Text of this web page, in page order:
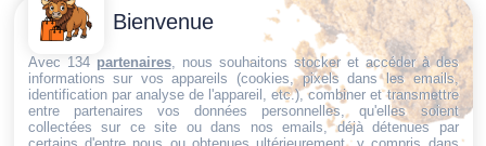
Trouvez ce qu'il vous faut,
au bon endroit
Conditions
générales
de vente
Politique de
cookies
Contactez-
Nous
Email:
dt@sasbms.fr
Bienvenue
Avec 134 partenaires, nous souhaitons stocker et accéder à des
informations sur vos appareils (cookies, pixels dans les emails,
identification par analyse de l'appareil, etc.), combiner et transmettre
entre partenaires vos données personnelles, qu'elles soient
collectées sur ce site ou dans nos emails, déjà détenues par
certains d'entre nous ou obtenues ultérieurement, y compris dans